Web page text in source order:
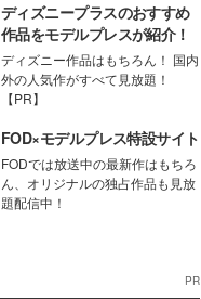
ディズニープラスのおすすめ
作品をモデルプレスが紹介！
ディズニー作品はもちろん！ 国内
外の人気作がすべて見放題！
【PR】
FOD×モデルプレス特設サイト
FODでは放送中の最新作はもちろ
ん、オリジナルの独占作品も見放
題配信中！
PR